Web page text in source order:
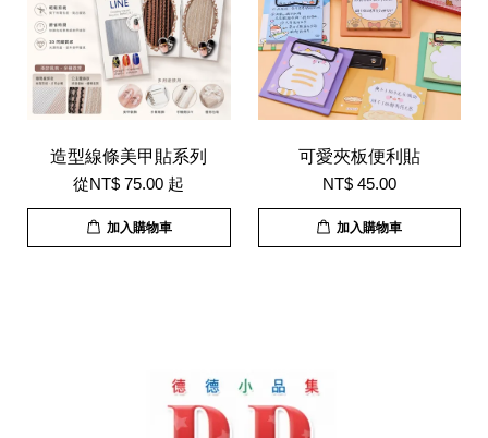
造型線條美甲貼系列
從NT$ 75.00 起
加入購物車
可愛夾板便利貼
NT$ 45.00
加入購物車